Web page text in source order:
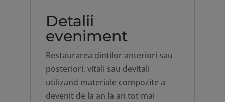
Detalii
eveniment
Restaurarea dintilor anteriori sau
posteriori, vitali sau devitali
utilizand materiale compozite a
devenit de la an la an tot mai